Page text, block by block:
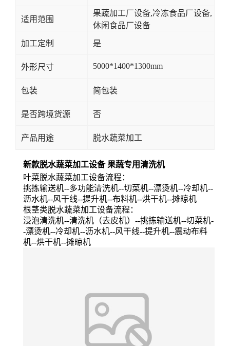
适用范围
果蔬加工厂设备,冷冻食品厂设备,
休闲食品厂设备
加工定制 是
外形尺寸 5000*1400*1300mm
包装 简包装
是否跨境货源 否
产品用途 脱水蔬菜加工
新款脱水蔬菜加工设备 果蔬专用清洗机
叶菜脱水蔬菜加工设备流程：
挑拣输送机--多功能清洗机--切菜机--漂烫机--冷却机--
沥水机--风干线--提升机--布料机--烘干机--摊晾机
根茎类脱水蔬菜加工设备流程：
浸泡清洗机--清洗机（去皮机）--挑拣输送机--切菜机-
-漂烫机--冷却机--沥水机--风干线--提升机--震动布料
机--烘干机--摊晾机